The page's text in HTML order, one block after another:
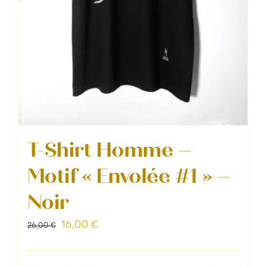
T-Shirt Homme –
Motif « Envolée #1 » –
Noir
26,00€ Le
initial
16,00 €Le
actuel